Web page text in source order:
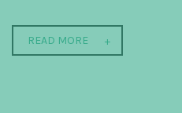
READ MORE